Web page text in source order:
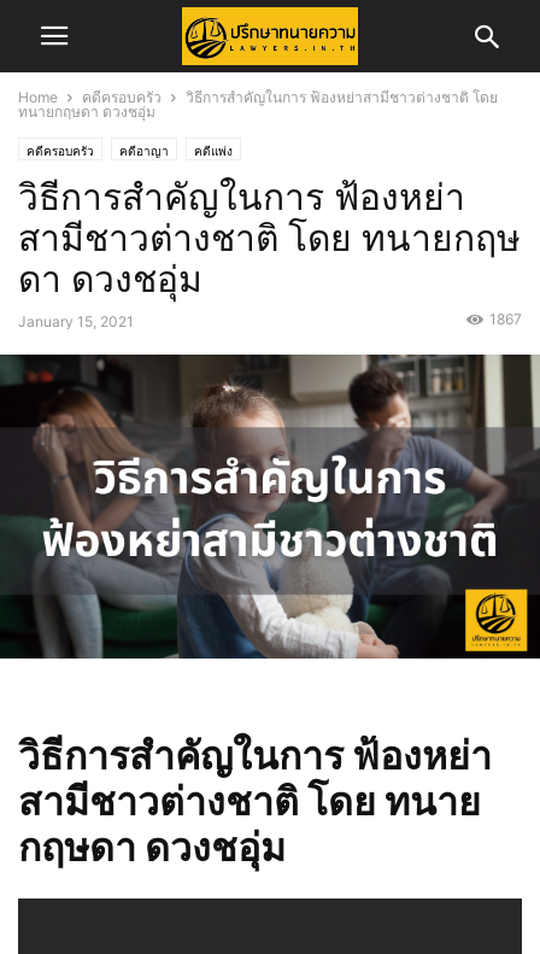
Home คดีครอบครัว
วิธีการสำคัญในการ ฟ้องหย่าสามีชาวต่างชาติ โดย
ทนายกฤษดา ดวงชอุ่ม
คดีครอบครัว คดีอาญา คดีแพ่ง
วิธีการสำคัญในการ ฟ้องหย่า
สามีชาวต่างชาติ โดย ทนายกฤษ
ดา ดวงชอุ่ม
January 15, 2021 1867
วิธีการสำคัญในการ ฟ้องหย่า
สามีชาวต่างชาติ โดย ทนาย
กฤษดา ดวงชอุ่ม